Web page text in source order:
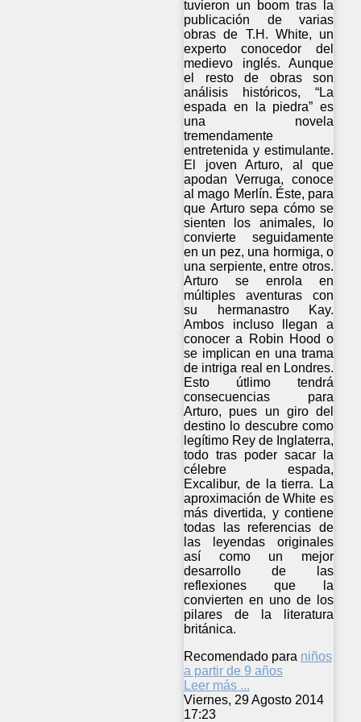
tuvieron un boom tras la
publicación de varias
obras de T.H. White, un
experto conocedor del
medievo inglés. Aunque
el resto de obras son
análisis históricos, “La
espada en la piedra” es
una novela
tremendamente
entretenida y estimulante.
El joven Arturo, al que
apodan Verruga, conoce
al mago Merlín. Éste, para
que Arturo sepa cómo se
sienten los animales, lo
convierte seguidamente
en un pez, una hormiga, o
una serpiente, entre otros.
Arturo se enrola en
múltiples aventuras con
su hermanastro Kay.
Ambos incluso llegan a
conocer a Robin Hood o
se implican en una trama
de intriga real en Londres.
Esto útlimo tendrá
consecuencias para
Arturo, pues un giro del
destino lo descubre como
legítimo Rey de Inglaterra,
todo tras poder sacar la
célebre espada,
Excalibur, de la tierra. La
aproximación de White es
más divertida, y contiene
todas las referencias de
las leyendas originales
así como un mejor
desarrollo de las
reflexiones que la
convierten en uno de los
pilares de la literatura
británica.
Recomendado para niños
a partir de 9 años
Leer más ...
Viernes, 29 Agosto 2014
17:23